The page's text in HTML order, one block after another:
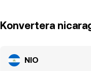
Konvertera
NIO